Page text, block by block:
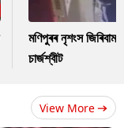
মণিপুৰৰ নৃশংস জিৰিবাম
চাৰ্জশ্বীট
View More